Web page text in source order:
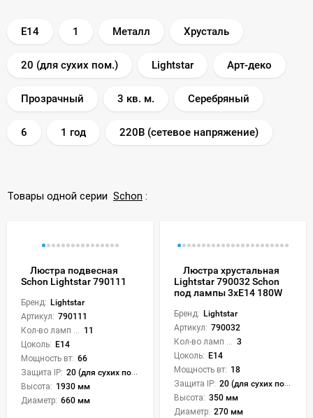
E14 1 Металл Хрусталь
20 (для сухих пом.) Lightstar Арт-деко
Прозрачный 3 кв. м. Серебряный
6 1 год 220В (сетевое напряжение)
Товары одной серии Schon :
Люстра подвесная
Schon Lightstar 790111
Бренд: Lightstar
Артикул: 790111
Кол-во ламп или LED: 11
Цоколь: E14
Мощность вт: 66
Защита IP: 20 (для сухих пом.)
Высота: 1930 мм
Диаметр: 660 мм
Люстра хрустальная
Lightstar 790032 Schon
под лампы 3xE14 180W
Бренд: Lightstar
Артикул: 790032
Кол-во ламп или LED: 3
Цоколь: E14
Мощность вт: 18
Защита IP: 20 (для сухих пом.)
Высота: 350 мм
Диаметр: 270 мм